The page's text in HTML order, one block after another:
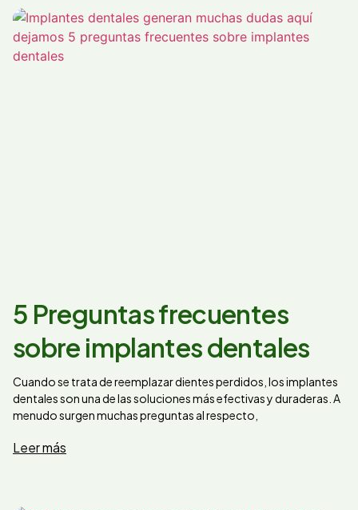
5 Preguntas frecuentes
sobre implantes dentales
Cuando se trata de reemplazar dientes perdidos, los implantes
dentales son una de las soluciones más efectivas y duraderas. A
menudo surgen muchas preguntas al respecto,
Leer más